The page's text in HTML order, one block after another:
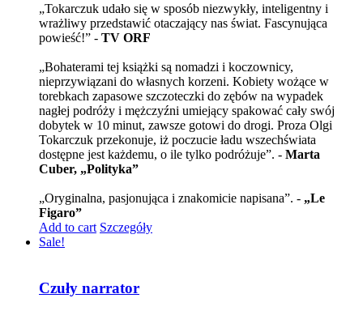
„Tokarczuk udało się w sposób niezwykły, inteligentny i
wrażliwy przedstawić otaczający nas świat. Fascynująca
powieść!” - TV ORF
„Bohaterami tej książki są nomadzi i koczownicy,
nieprzywiązani do własnych korzeni. Kobiety wożące w
torebkach zapasowe szczoteczki do zębów na wypadek
nagłej podróży i mężczyźni umiejący spakować cały swój
dobytek w 10 minut, zawsze gotowi do drogi. Proza Olgi
Tokarczuk przekonuje, iż poczucie ładu wszechświata
dostępne jest każdemu, o ile tylko podróżuje”. - Marta
Cuber, „Polityka”
„Oryginalna, pasjonująca i znakomicie napisana”. - „Le
Figaro”
Add to cart Szczegóły
Sale!
Czuły narrator